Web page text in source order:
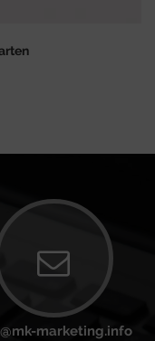
marketing.info